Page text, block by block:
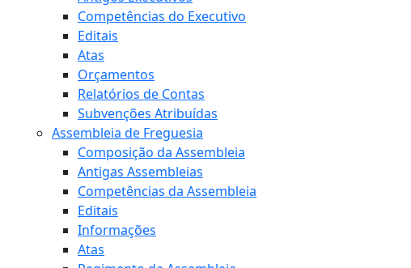
Competências do Executivo
Editais
Atas
Orçamentos
Relatórios de Contas
Subvenções Atribuídas
Assembleia de Freguesia
Composição da Assembleia
Antigas Assembleias
Competências da Assembleia
Editais
Informações
Atas